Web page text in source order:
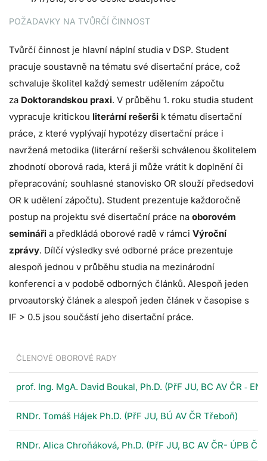
POŽADAVKY NA TVŮRČÍ ČINNOST
Tvůrčí činnost je hlavní náplní studia v DSP. Student
pracuje soustavně na tématu své disertační práce, což
schvaluje školitel každý semestr udělením zápočtu
za Doktorandskou praxi. V průběhu 1. roku studia student
vypracuje kritickou literární rešerši k tématu disertační
práce, z které vyplývají hypotézy disertační práce i
navržená metodika (literární rešerši schválenou školitelem
zhodnotí oborová rada, která ji může vrátit k doplnění či
přepracování; souhlasné stanovisko OR slouží předsedovi
OR k udělení zápočtu). Student prezentuje každoročně
postup na projektu své disertační práce na oborovém
semináři a předkládá oborové radě v rámci Výroční
zprávy. Dílčí výsledky své odborné práce prezentuje
alespoň jednou v průběhu studia na mezinárodní
konferenci a v podobě odborných článků. Alespoň jeden
prvoautorský článek a alespoň jeden článek v časopise s
IF > 0.5 jsou součástí jeho disertační práce.
ČLENOVÉ OBOROVÉ RADY
prof. Ing. MgA. David Boukal, Ph.D. (PřF JU, BC AV ČR ‐
RNDr. Tomáš Hájek Ph.D. (PřF JU, BÚ AV ČR Třeboň)
RNDr. Alica Chroňáková, Ph.D. (PřF JU, BC AV ČR- ÚPB Č.